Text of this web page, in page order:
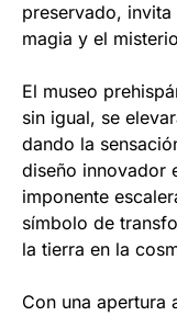
preservado, invita
magia y el
El museo
sin igual, se
dando la
diseño innovador
imponente
símbolo de
la tierra en la
Con una apertura